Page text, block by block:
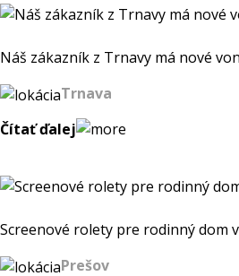
Náš zákazník z Trnavy má nové
Trnava
Čítať ďalej
Screenové rolety pre rodinný dom
Prešov